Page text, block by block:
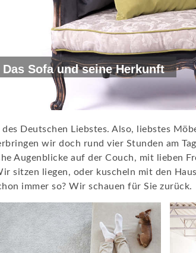
Das Sofa und seine Herkunft
des Deutschen Liebstes. Also, liebstes
wir doch rund vier Stunden am
Augenblicke auf der Couch, mit lieben
sitzen liegen, oder kuscheln mit den
immer so? Wir schauen für Sie zurück.